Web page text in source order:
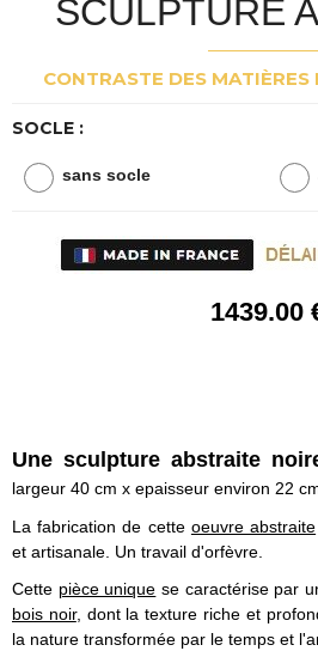
SCULPTURE
CONTRASTE DES MATIÈRES
SOCLE :
sans socle
1439.00
Une sculpture abstraite
largeur 40 cm x epaisseur environ 22
La fabrication de cette oeuvre abstraite
et artisanale. Un travail d'orfèvre.
Cette pièce unique se caractérise par
bois noir, dont la texture riche et
la nature transformée par le temps et